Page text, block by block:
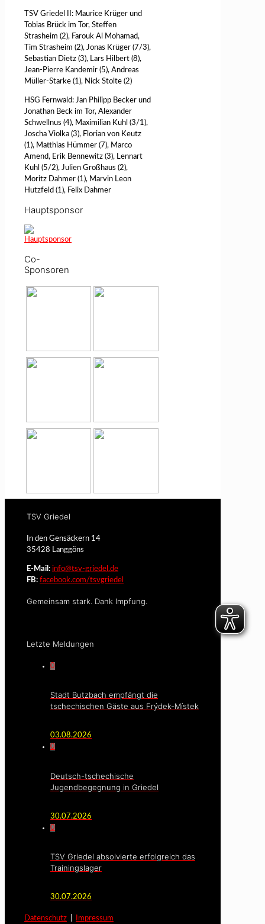
TSV Griedel II: Maurice Krüger und
Tobias Brück im Tor, Steffen
Strasheim (2), Farouk Al Mohamad,
Tim Strasheim (2), Jonas Krüger (7/3),
Sebastian Dietz (3), Lars Hilbert (8),
Jean-Pierre Kandemir (5), Andreas
Müller-Starke (1), Nick Stolte (2)
HSG Fernwald: Jan Philipp Becker und
Jonathan Beck im Tor, Alexander
Schwellnus (4), Maximilian Kuhl (3/1),
Joscha Violka (3), Florian von Keutz
(1), Matthias Hümmer (7), Marco
Amend, Erik Bennewitz (3), Lennart
Kuhl (5/2), Julien Großhaus (2),
Moritz Dahmer (1), Marvin Leon
Hutzfeld (1), Felix Dahmer
Hauptsponsor
Co-
Sponsoren
TSV Griedel
In den Gensäckern 14
35428 Langgöns
E-Mail: info@tsv-griedel.de
FB: facebook.com/tsvgriedel
Gemeinsam stark. Dank Impfung.
Letzte Meldungen
0
Stadt Butzbach empfängt die
tschechischen Gäste aus Frýdek-Místek
03.08.2026
0
Deutsch-tschechische
Jugendbegegnung in Griedel
30.07.2026
0
TSV Griedel absolvierte erfolgreich das
Trainingslager
30.07.2026
Datenschutz Impressum